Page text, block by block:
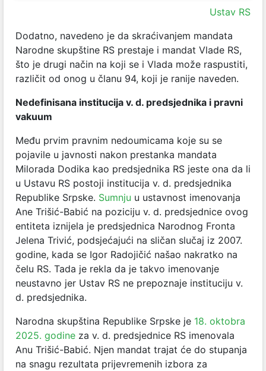
Ustav RS
Dodatno, navedeno je da skraćivanjem mandata
Narodne skupštine RS prestaje i mandat Vlade RS,
što je drugi način na koji se i Vlada može raspustiti,
različit od onog u članu 94, koji je ranije naveden.
Nedefinisana institucija v. d. predsjednika i pravni
vakuum
Među prvim pravnim nedoumicama koje su se
pojavile u javnosti nakon prestanka mandata
Milorada Dodika kao predsjednika RS jeste ona da li
u Ustavu RS postoji institucija v. d. predsjednika
Republike Srpske. Sumnju u ustavnost imenovanja
Ane Trišić-Babić na poziciju v. d. predsjednice ovog
entiteta iznijela je predsjednica Narodnog Fronta
Jelena Trivić, podsjećajući na sličan slučaj iz 2007.
godine, kada se Igor Radojičić našao nakratko na
čelu RS. Tada je rekla da je takvo imenovanje
neustavno jer Ustav RS ne prepoznaje instituciju v.
d. predsjednika.
Narodna skupština Republike Srpske je 18. oktobra
2025. godine za v. d. predsjednice RS imenovala
Anu Trišić-Babić. Njen mandat trajat će do stupanja
na snagu rezultata prijevremenih izbora za